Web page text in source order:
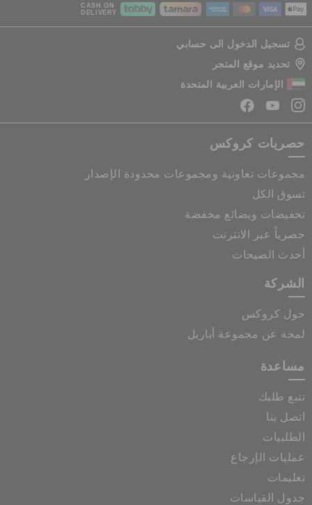
CASH ON
DELIVERY
تسجيل الدخول الى حسابي
تحديد موقع المتجر
الإمارات العربية المتحدة
حصريات كروكس
مجموعات تعاونية ومجموعات محدودة الإصدار
تسوق الكل
تخفيضات وبضائع مخفضة
حصرياً عبر الانترنت
أحدث الصيحات
الشركة
حول كروكس
لمحة عن مجموعة أباريل
مساعدة
تتبع طلبك
اتصل بنا
الطلبيات
عمليات الإرجاع
تعليمات
جدول القياسات